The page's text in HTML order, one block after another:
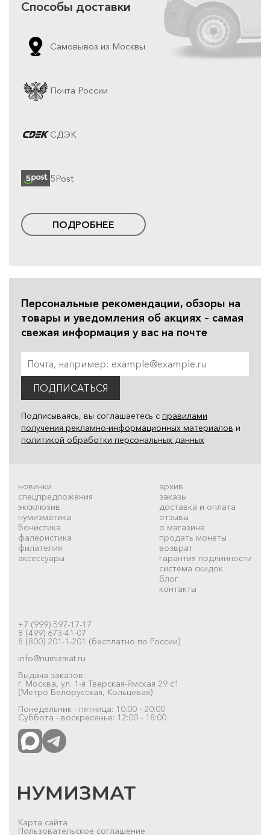
Способы доставки
Самовывоз из Москвы
Почта России
СДЭК
5Post
ПОДРОБНЕЕ
Персональные рекомендации, обзоры на
товары и уведомления об акциях – самая
свежая информация у вас на почте
ПОДПИСАТЬСЯ
Подписываясь, вы соглашаетесь с правилами
получения рекламно-информационных материалов и
политикой обработки персональных данных
новинки
спецпредложения
эксклюзив
нумизматика
бонистика
фалеристика
филателия
аксессуары
архив
заказы
доставка и оплата
отзывы
о магазине
продать монеты
возврат
гарантия подлинности
система скидок
блог
контакты
+7 (999) 597-17-17
8 (499) 673-41-07
8 (800) 201-1-201 (бесплатно по России)
info@numizmat.ru
Выдача заказов:
г. Москва, ул. 1-я Тверская-Ямская 29 с1
(Метро Белорусская, Кольцевая)
Понедельник - пятница: 10:00 - 20:00
Суббота - воскресенье: 12:00 - 18:00
Карта сайта
Пользовательское соглашение